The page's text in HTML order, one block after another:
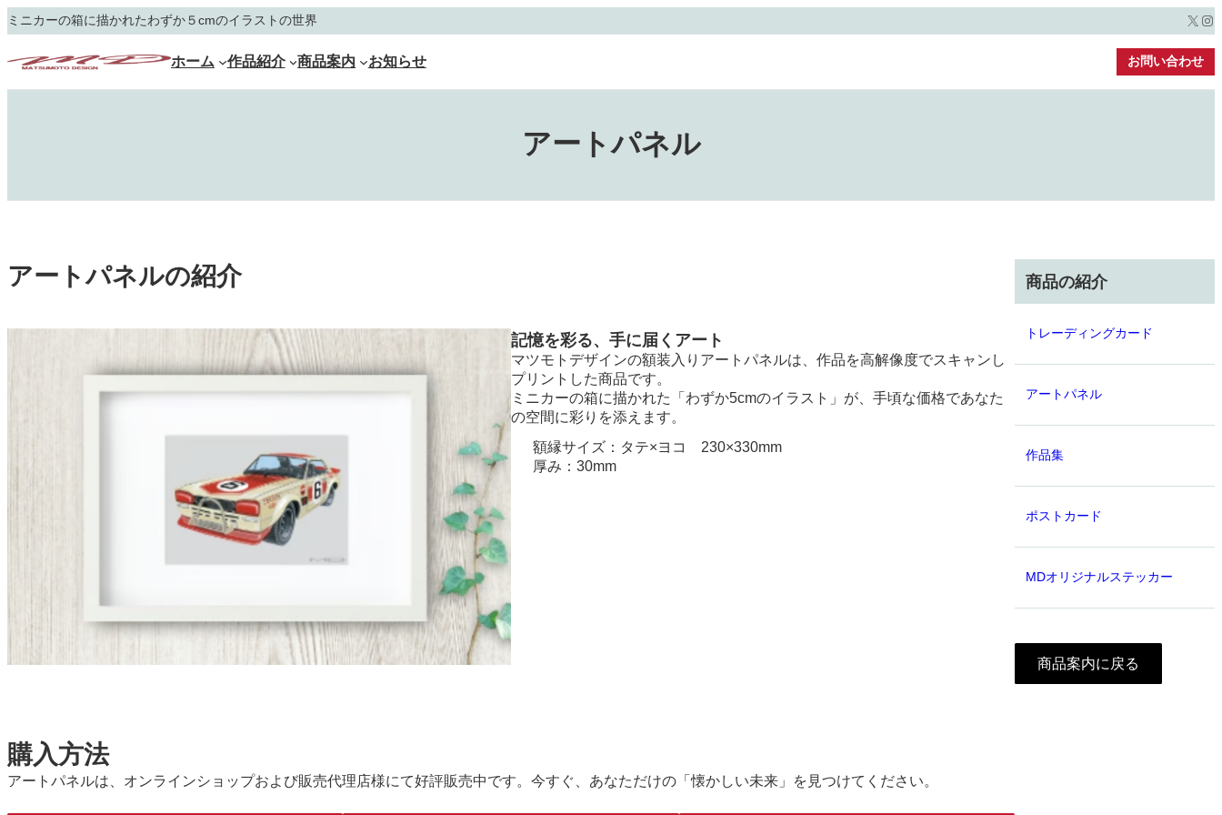
ミニカーの箱に描かれたわずか５cmのイラストの世界 X
ホーム 作品紹介 商品案内 お知らせ お問い合わせ
アートパネル
アートパネルの紹介
記憶を彩る、手に届くアート
マツモトデザインの額装入りアートパネルは、作品を高解像度でスキャンし
プリントした商品です。
ミニカーの箱に描かれた「わずか5cmのイラスト」が、手頃な価格であなた
の空間に彩りを添えます。
額縁サイズ：タテ×ヨコ 230×330mm
厚み：30mm
購入方法
アートパネルは、オンラインショップおよび販売代理店様にて好評販売中です。今すぐ、あなただけの「懐かしい未来」を見つけてください。
商品の紹介
トレーディングカード
アートパネル
作品集
ポストカード
MDオリジナルステッカー
商品案内に戻る